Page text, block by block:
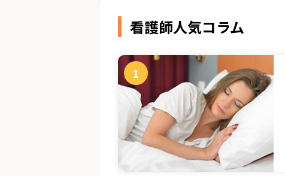
看護師人気コラム